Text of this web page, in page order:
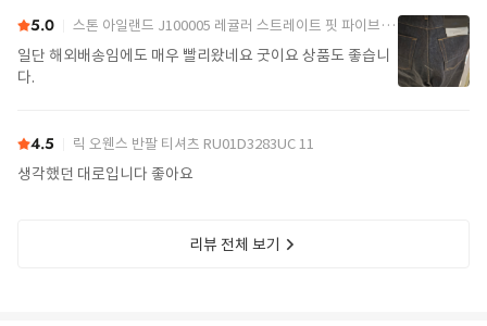
5.0 스톤 아일랜드 J100005 레귤러 스트레이트 핏 파이브 포켓 진 K2S15J100005S00J8 VJ200 Blue
일단 해외배송임에도 매우 빨리왔네요 굿이요 상품도 좋습니
다.
4.5 릭 오웬스 반팔 티셔츠 RU01D3283UC 11
생각했던 대로입니다 좋아요
리뷰 전체 보기